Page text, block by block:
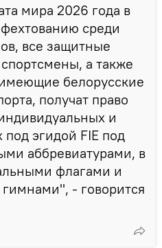
мира 2026 года в
среди
все защитные
а также
белорусские
получат право
и
эгидой FIE под
аббревиатурами, в
флагами и
- говорится